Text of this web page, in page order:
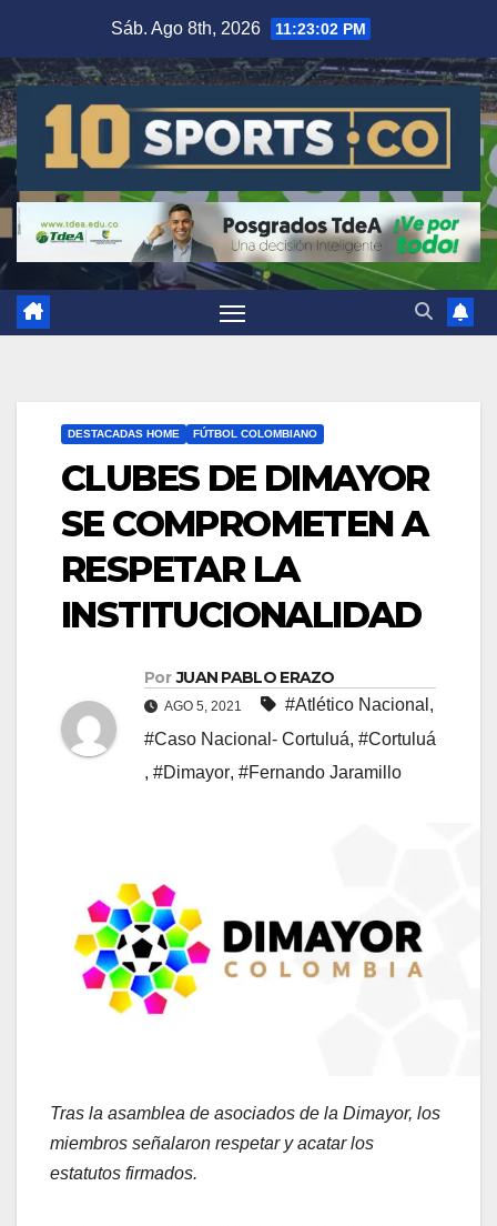
Sáb. Ago 8th, 2026 11:23:03 PM
DESTACADAS HOME FÚTBOL COLOMBIANO
CLUBES DE DIMAYOR
SE COMPROMETEN A
RESPETAR LA
INSTITUCIONALIDAD
Por JUAN PABLO ERAZO
AGO 5, 2021 #Atlético Nacional ,
#Caso Nacional- Cortuluá, #Cortuluá
, #Dimayor, #Fernando Jaramillo
Tras la asamblea de asociados de la Dimayor, los
miembros señalaron respetar y acatar los
estatutos firmados.